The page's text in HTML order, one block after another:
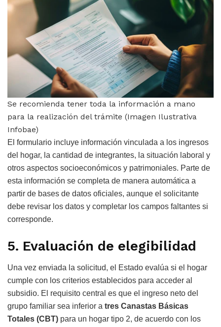
Se recomienda tener toda la información a mano
para la realización del trámite (Imagen Ilustrativa
Infobae)
El formulario incluye información vinculada a los ingresos
del hogar, la cantidad de integrantes, la situación laboral y
otros aspectos socioeconómicos y patrimoniales. Parte de
esta información se completa de manera automática a
partir de bases de datos oficiales, aunque el solicitante
debe revisar los datos y completar los campos faltantes si
corresponde.
5. Evaluación de elegibilidad
Una vez enviada la solicitud, el Estado evalúa si el hogar
cumple con los criterios establecidos para acceder al
subsidio. El requisito central es que el ingreso neto del
grupo familiar sea inferior a tres Canastas Básicas
Totales (CBT) para un hogar tipo 2, de acuerdo con los